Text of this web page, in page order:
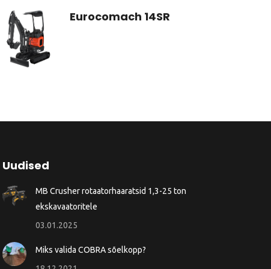
Eurocomach 14SR
Uudised
MB Crusher rotaatorhaaratsid 1,3-25 ton
ekskavaatoritele
03.01.2025
Miks valida COBRA sõelkopp?